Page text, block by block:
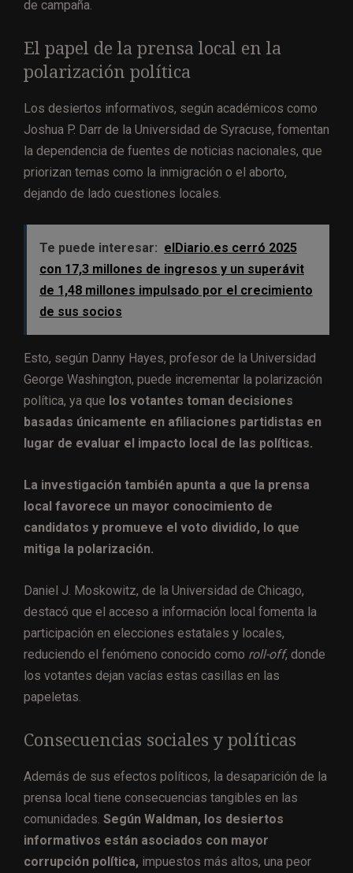
de campaña.
El papel de la prensa local en la
polarización política
Los desiertos informativos, según académicos como
Joshua P. Darr de la Universidad de Syracuse, fomentan
la dependencia de fuentes de noticias nacionales, que
priorizan temas como la inmigración o el aborto,
dejando de lado cuestiones locales.
Te puede interesar: elDiario.es cerró 2025
con 17,3 millones de ingresos y un superávit
de 1,48 millones impulsado por el crecimiento
de sus socios
Esto, según Danny Hayes, profesor de la Universidad
George Washington, puede incrementar la polarización
política, ya que los votantes toman decisiones
basadas únicamente en afiliaciones partidistas en
lugar de evaluar el impacto local de las políticas.
La investigación también apunta a que la prensa
local favorece un mayor conocimiento de
candidatos y promueve el voto dividido, lo que
mitiga la polarización.
Daniel J. Moskowitz, de la Universidad de Chicago,
destacó que el acceso a información local fomenta la
participación en elecciones estatales y locales,
reduciendo el fenómeno conocido como roll-off, donde
los votantes dejan vacías estas casillas en las
papeletas.
Consecuencias sociales y políticas
Además de sus efectos políticos, la desaparición de la
prensa local tiene consecuencias tangibles en las
comunidades. Según Waldman, los desiertos
informativos están asociados con mayor
corrupción política, impuestos más altos, una peor